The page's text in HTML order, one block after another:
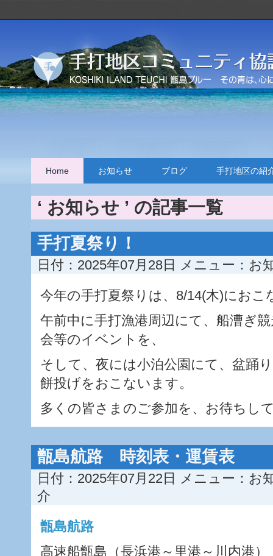
Home お知らせ ブログ 手打地区の紹
‘ お知らせ ’ の記事一覧
手打夏祭り！
日付：2025年07月28日 メニュー： お
今年の手打夏祭りは、8/14(木)におこ
午前中に手打漁港周辺にて、船漕ぎ
会等のイベントを、
そして、夜には小泊公園にて、盆踊
餅投げをおこないます。
多くの皆さまのご参加を、お待ちし
甑島航路 時刻表・運賃表
日付：2025年07月22日 メニュー： お
介
甑島航路
高速船甑島（長浜港～里港～川内港）